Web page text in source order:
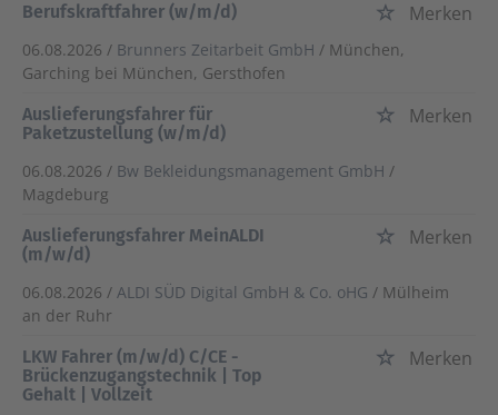
Berufskraftfahrer (w/m/d)
Merken
06.08.2026 / Brunners Zeitarbeit GmbH / München,
Garching bei München, Gersthofen
Auslieferungsfahrer für
Paketzustellung (w/m/d)
Merken
06.08.2026 / Bw Bekleidungsmanagement GmbH /
Magdeburg
Auslieferungsfahrer MeinALDI
(m/w/d)
Merken
06.08.2026 / ALDI SÜD Digital GmbH & Co. oHG / Mülheim
an der Ruhr
LKW Fahrer (m/w/d) C/CE -
Brückenzugangstechnik | Top
Gehalt | Vollzeit
Merken